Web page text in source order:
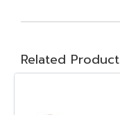
Related Product